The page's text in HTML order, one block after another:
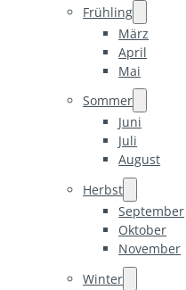
Frühling
März
April
Mai
Sommer
Juni
Juli
August
Herbst
September
Oktober
November
Winter